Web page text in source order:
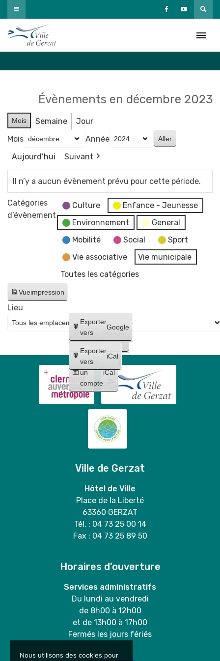
Passer
au
contenu
Évènements en décembre 2023
Mois Semaine
Jour
Mois
Année
Aujourd’hui
Suivant
Il n’y a aucun évènement prévu pour cette période.
Catégories
d’évènement
Culture
Enfance - Jeunesse
Environnement
General
Mobilité
Social
Sport
Vie associative
Vie municipale
Toutes les catégories
Vueimpression
Créer
un
compte
Google
Créer
un
compte
iCal
Exporter
vers
Google
Exporter
vers
iCal
Lieu
Ville de Gerzat
Hôtel de Ville
Place de la Liberté
63360 GERZAT
Tél. : 04 73 25 00 14
Fax : 04 73 25 89 50
Horaires d’ouverture
Services administratifs
Du lundi au vendredi
de 8h00 à 12h00
et de 13h00 à 17h00
Fermés les jours fériés
Nous utilisons des cookies pour